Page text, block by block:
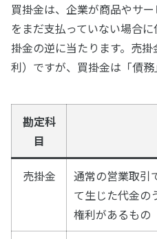
買掛金は、企業が商品やサ
をまだ支払っていない場合
掛金の逆に当たります。売
利）ですが、買掛金は「債務
勘定科
目
売掛金
通常の営業取引
て生じた代金の
権利があるもの